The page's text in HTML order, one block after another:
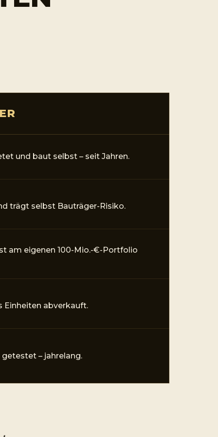
und baut selbst – seit Jahren.
trägt selbst Bauträger-Risiko.
am eigenen 100-Mio.-€-Portfolio
Einheiten abverkauft.
– jahrelang.